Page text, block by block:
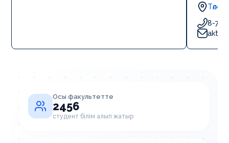
Төле
8-
Осы факультетте
2456
студент білім алып жатыр